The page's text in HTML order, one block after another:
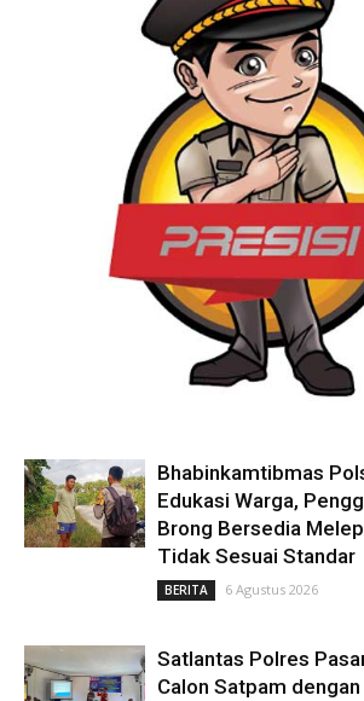
Bhabinkamtibmas
Edukasi Warga,
Brong Bersedia
Tidak Sesuai Standar
BERITA 6 Agustus 2026
Satlantas Polres
Calon Satpam